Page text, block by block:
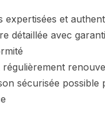
expertisées et
détaillée avec
régulièrement
sécurisée possible